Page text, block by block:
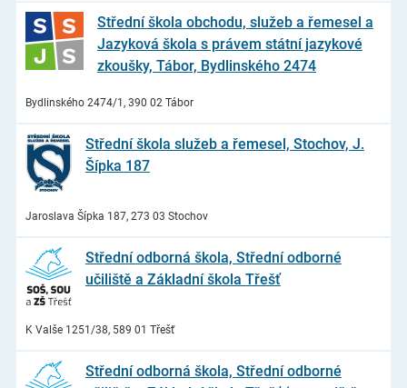
Střední škola obchodu, služeb a řemesel a
Jazyková škola s právem státní jazykové
zkoušky, Tábor, Bydlinského 2474
Bydlinského 2474/1, 390 02 Tábor
Střední škola služeb a řemesel, Stochov, J.
Šípka 187
Jaroslava Šípka 187, 273 03 Stochov
Střední odborná škola, Střední odborné
učiliště a Základní škola Třešť
K Valše 1251/38, 589 01 Třešť
Střední odborná škola, Střední odborné